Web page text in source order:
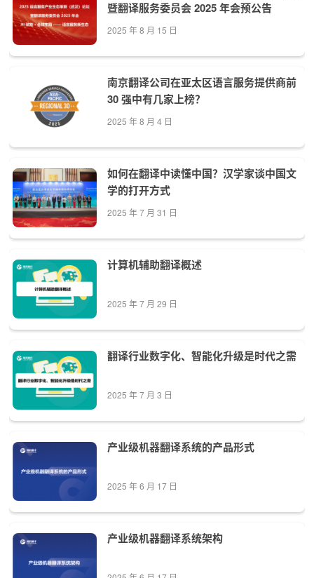
暨翻译服务委员会 2025 年会预公告
2025 年 8 月 15 日
南京翻译公司在亚太区语言服务提供商前
30 强中有几家上榜？
2025 年 8 月 4 日
如何在翻译中读懂中国？汉学家谈中国文
学的打开方式
2025 年 7 月 31 日
计算机辅助翻译概述
2025 年 7 月 29 日
翻译行业数字化、智能化升级是时代之需
2025 年 7 月 3 日
产业级机器翻译系统的产品形式
2025 年 6 月 17 日
产业级机器翻译系统架构